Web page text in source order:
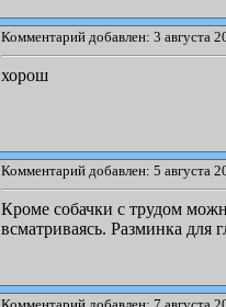
Комментарий добавлен: 3 августа
хорош
Комментарий добавлен: 5 августа
Кроме собачки с трудом
всматриваясь. Разминка для